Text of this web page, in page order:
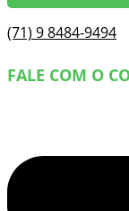
(71) 9 8484-9494
FALE COM O